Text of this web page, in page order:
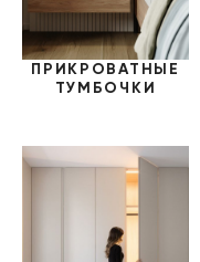
ПРИКРОВАТНЫЕ
ТУМБОЧКИ